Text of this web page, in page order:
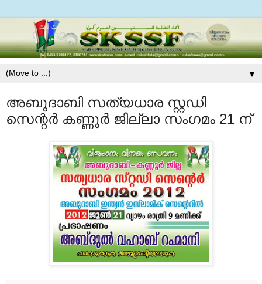
▼
അബുദാബി സത്യധാര സ്റ്റഡി
സെന്റര്‍ കണ്ണൂര്‍ ജില്ലാ സംഗമം 21 ന്